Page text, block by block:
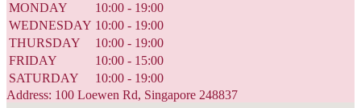
MONDAY
10:00 - 19:00
WEDNESDAY 10:00 - 19:00
THURSDAY
10:00 - 19:00
FRIDAY
10:00 - 15:00
SATURDAY
10:00 - 19:00
Address: 100 Loewen Rd, Singapore 248837